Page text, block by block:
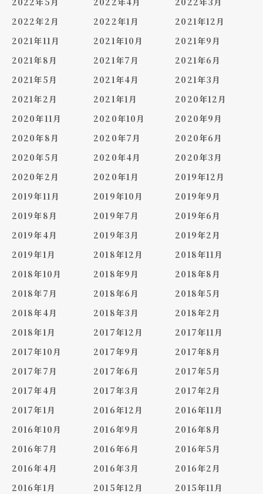
2022年2月
2022年1月
2021年12月
2021年11月
2021年10月
2021年9月
2021年8月
2021年7月
2021年6月
2021年5月
2021年4月
2021年3月
2021年2月
2021年1月
2020年12月
2020年11月
2020年10月
2020年9月
2020年8月
2020年7月
2020年6月
2020年5月
2020年4月
2020年3月
2020年2月
2020年1月
2019年12月
2019年11月
2019年10月
2019年9月
2019年8月
2019年7月
2019年6月
2019年4月
2019年3月
2019年2月
2019年1月
2018年12月
2018年11月
2018年10月
2018年9月
2018年8月
2018年7月
2018年6月
2018年5月
2018年4月
2018年3月
2018年2月
2018年1月
2017年12月
2017年11月
2017年10月
2017年9月
2017年8月
2017年7月
2017年6月
2017年5月
2017年4月
2017年3月
2017年2月
2017年1月
2016年12月
2016年11月
2016年10月
2016年9月
2016年8月
2016年7月
2016年6月
2016年5月
2016年4月
2016年3月
2016年2月
2016年1月
2015年12月
2015年11月